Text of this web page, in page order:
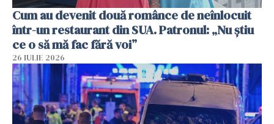
Cum au devenit două românce de neînlocuit
într-un restaurant din SUA. Patronul: „Nu știu
ce o să mă fac fără voi”
26 IULIE 2026